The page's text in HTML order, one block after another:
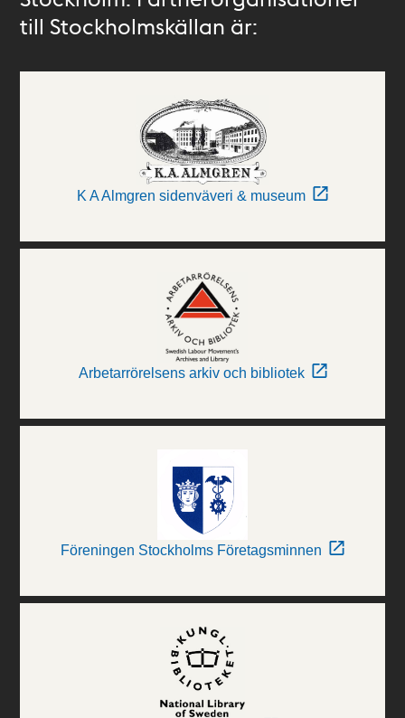
till Stockholmskällan är:
K A Almgren sidenväveri & museum
Arbetarrörelsens arkiv och bibliotek
Föreningen Stockholms Företagsminnen